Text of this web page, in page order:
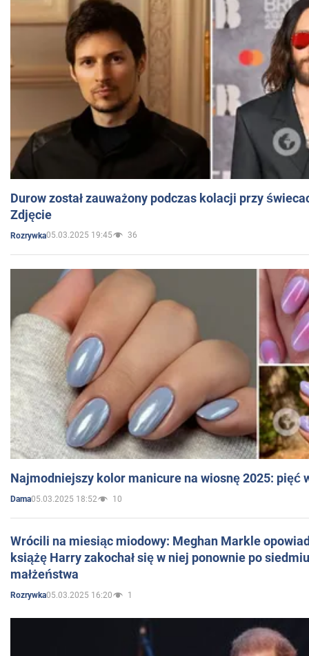
Durow został zauważony podczas kolacji przy
Zdjęcie
Rozrywka05.03.2025 19:45 36
Najmodniejszy kolor manicure na wiosnę 2025: pięć
Dama05.03.2025 18:52 10
Wrócili na miesiąc miodowy: Meghan Markle
książę Harry zakochał się w niej ponownie po
małżeństwa
Rozrywka05.03.2025 16:20 1